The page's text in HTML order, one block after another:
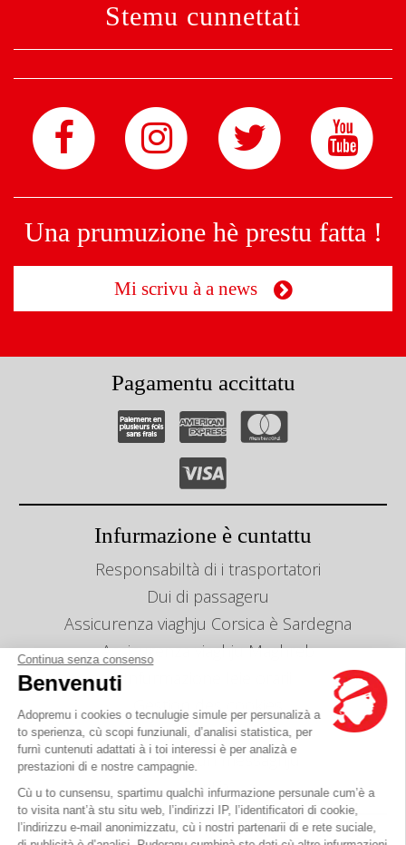
Continua senza consenso
Benvenuti
Adopremu i cookies o tecnulugie simule per persunalizà a
to sperienza, cù scopi funziunali, d’analisi statistica, per
furnì cuntenuti adattati à i toi interessi è per analizà e
prestazioni di e nostre campagnie.
Cù u to cunsensu, spartimu qualchì infurmazione persunale cum’è a
to visita nant’à stu situ web, l’indirizzi IP, l’identificatori di cookie,
l’indirizzu e-mail anonimizzatu, cù i nostri partenarii di e rete suciale,
Stemu cunnettati
Una prumuzione hè prestu fatta !
Mi scrivu à a news
Pagamentu accittatu
Infurmazione è cuntattu
Responsabiltà di i trasportatori
Dui di passageru
Assicurenza viaghju Corsica è Sardegna
Assicurenza viaghju Maghreb
Gestion des cookies
Agenzie
Mandateci un messaghju
Tariffa